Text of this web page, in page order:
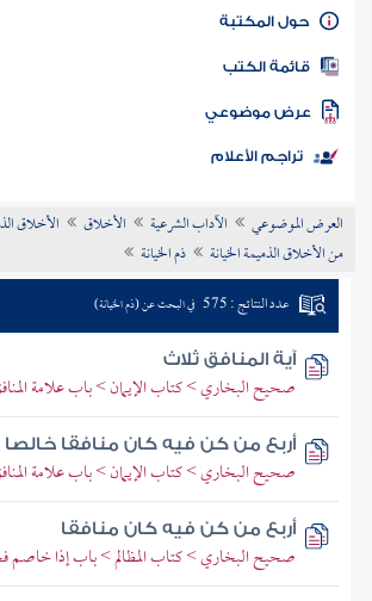
كتاب الأمة
المكتبة
الكتب
موضوعي
تراجم الأعلام
العرض الموضوعي الآداب الشرعية الأخلاق
الأخلاق
من الأخلاق الذميمة الخيانة
ذم الخيانة
عدد النتائج : 575 في البحث عن (ذم الخيانة)
آية المنافق ثلاث
صحيح البخاري > كتاب الإيمان > باب علامة
أربع من كن فيه كان منافقا خالصا
صحيح البخاري > كتاب الإيمان > باب علامة
أربع من كن فيه كان منافقا
صحيح البخاري > كتاب المظالم > باب إذا خاصم